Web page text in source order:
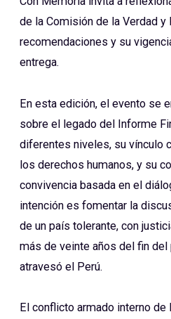
de la Comisión de la Verdad y
recomendaciones y su
entrega.
En esta edición, el evento se
sobre el legado del Informe
diferentes niveles, su vínculo
los derechos humanos, y su
convivencia basada en el
intención es fomentar la
de un país tolerante, con
más de veinte años del fin
atravesó el Perú.
El conflicto armado interno